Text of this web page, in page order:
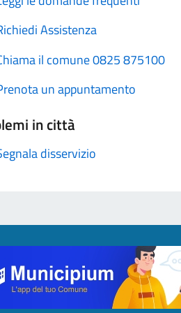
Assistenza
il comune 0825 875100
un appuntamento
in città
disservizio